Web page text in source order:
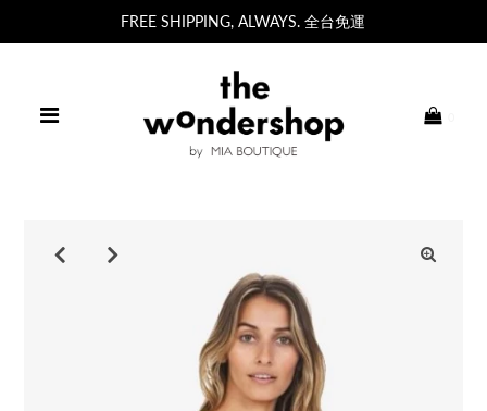
FREE SHIPPING, ALWAYS. 全台免運